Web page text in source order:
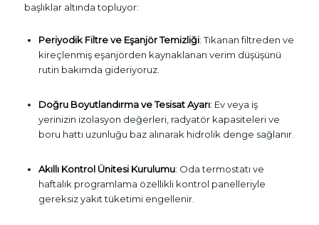
başlıklar altında topluyor:
Periyodik Filtre ve Eşanjör Temizliği: Tıkanan filtreden ve
kireçlenmiş eşanjörden kaynaklanan verim düşüşünü
rutin bakımda gideriyoruz.
Doğru Boyutlandırma ve Tesisat Ayarı: Ev veya iş
yerinizin izolasyon değerleri, radyatör kapasiteleri ve
boru hattı uzunluğu baz alınarak hidrolik denge sağlanır.
Akıllı Kontrol Ünitesi Kurulumu: Oda termostatı ve
haftalık programlama özellikli kontrol panelleriyle
gereksiz yakıt tüketimi engellenir.